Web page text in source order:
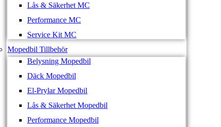
Lås & Säkerhet MC
Performance MC
Service Kit MC
Mopedbil Tillbehör
Belysning Mopedbil
Däck Mopedbil
El-Prylar Mopedbil
Lås & Säkerhet Mopedbil
Performance Mopedbil